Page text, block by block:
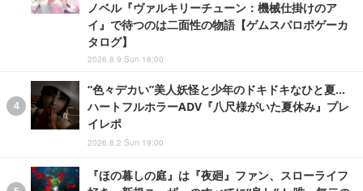
ノベル『ヴァルキリーチューン：機械仕掛けのア
イ』で待つのは二面性の物語【ゲムスパロボゲーカ
タログ】
2026.8.9 Sun 18:00
“色々デカい”美人妖怪と少年のドキドキなひと夏…
ハートフルホラーADV『八尺様がいた夏休み』プレ
イレポ
2026.8.2 Sun 19:00
『ほの暮しの庭』は『夜廻』ファン、スローライフ